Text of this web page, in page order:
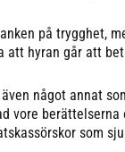
på trygghet,
att hyran går att
något annat
vore
som